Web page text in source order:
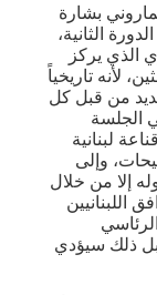
بشارة
الثانية،
الذي يركز
لأنه تاريخياً
من قبل كل
الجلسة
لبنانية
وإلى
إلا من خلال
اللبنانيين
ذلك سيؤدي